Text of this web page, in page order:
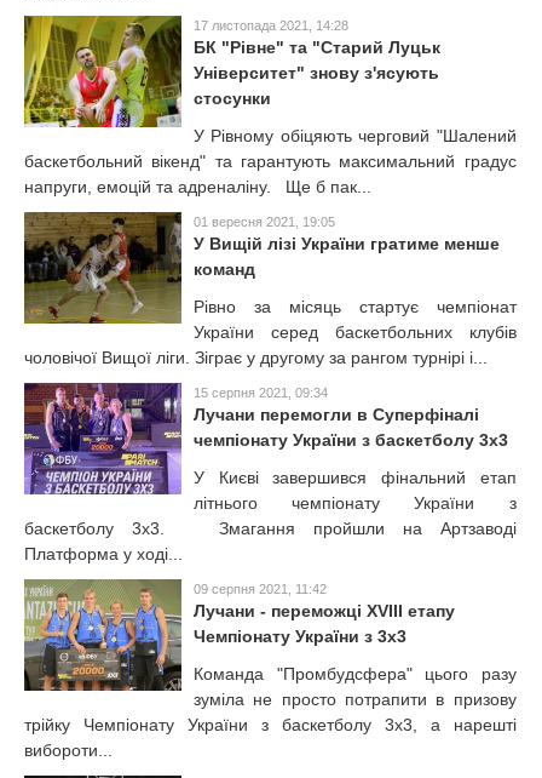
17 листопада 2021, 14:28
БК "Рівне" та "Старий Луцьк
Університет" знову з'ясують
стосунки
У Рівному обіцяють черговий "Шалений
баскетбольний вікенд" та гарантують максимальний градус
напруги, емоцій та адреналіну. Ще б пак...
01 вересня 2021, 19:05
У Вищій лізі України гратиме менше
команд
Рівно за місяць стартує чемпіонат
України серед баскетбольних клубів
чоловічої Вищої ліги. Зіграє у другому за рангом турнірі і...
15 серпня 2021, 09:34
Лучани перемогли в Суперфіналі
чемпіонату України з баскетболу 3х3
У Києві завершився фінальний етап
літнього чемпіонату України з
баскетболу 3х3. Змагання пройшли на Артзаводі
Платформа у ході...
09 серпня 2021, 11:42
Лучани - переможці XVIII етапу
Чемпіонату України з 3х3
Команда "Промбудсфера" цього разу
зуміла не просто потрапити в призову
трійку Чемпіонату України з баскетболу 3х3, а нарешті
вибороти...